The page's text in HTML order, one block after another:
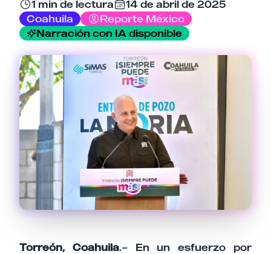
1 min de lectura
14 de abril de 2025
Coahuila
Reporte México
Narración con IA disponible
Torreón, Coahuila.– En un esfuerzo por
Tu comentario
Cancelar Enviar comentario